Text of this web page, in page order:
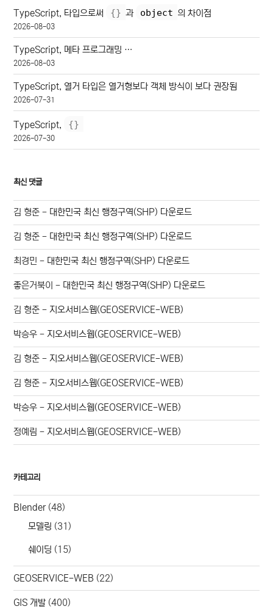
TypeScript, 타입으로써 {} 과 object 의 차이점
2026-08-03
TypeScript, 메타 프로그래밍 …
2026-08-03
TypeScript, 열거 타입은 열거형보다 객체 방식이 보다 권장됨
2026-07-31
TypeScript, {}
2026-07-30
최신 댓글
김 형준 - 대한민국 최신 행정구역(SHP) 다운로드
김 형준 - 대한민국 최신 행정구역(SHP) 다운로드
최경민 - 대한민국 최신 행정구역(SHP) 다운로드
좋은거북이 - 대한민국 최신 행정구역(SHP) 다운로드
김 형준 -지오서비스웹(GEOSERVICE-WEB)
박승우 -지오서비스웹(GEOSERVICE-WEB)
김 형준 -지오서비스웹(GEOSERVICE-WEB)
김 형준 -지오서비스웹(GEOSERVICE-WEB)
박승우 -지오서비스웹(GEOSERVICE-WEB)
정예림 -지오서비스웹(GEOSERVICE-WEB)
카테고리
Blender(48)
모델링 (31)
쉐이딩 (15)
GEOSERVICE-WEB (22)
GIS 개발 (400)